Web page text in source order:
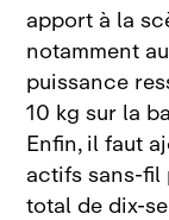
apport à la
notamment
puissance
10 kg sur la
Enfin, il faut
actifs sans‑fil
total de